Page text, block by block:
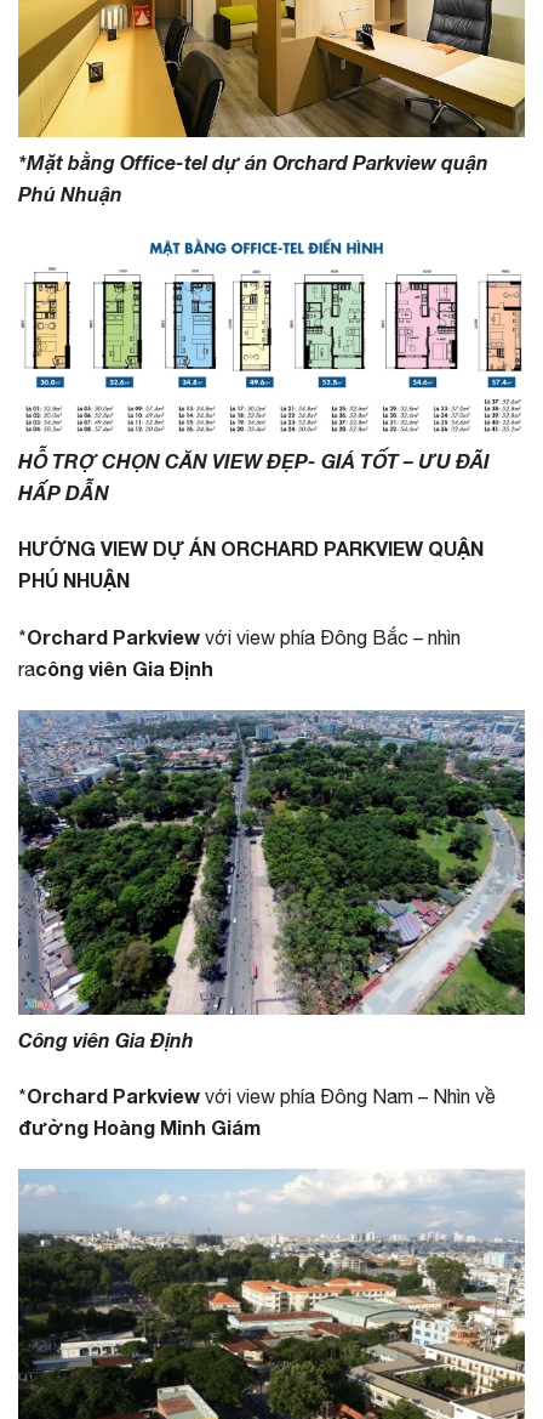
*Mặt bằng Office-tel dự án Orchard Parkview quận
Phú Nhuận
HỖ TRỢ CHỌN CĂN VIEW ĐẸP- GIÁ TỐT – ƯU ĐÃI
HẤP DẪN
HƯỚNG VIEW DỰ ÁN ORCHARD PARKVIEW QUẬN
PHÚ NHUẬN
*Orchard Parkview với view phía Đông Bắc – nhìn
racông viên Gia Định
Công viên Gia Định
*Orchard Parkview với view phía Đông Nam – Nhìn về
đường Hoàng Minh Giám